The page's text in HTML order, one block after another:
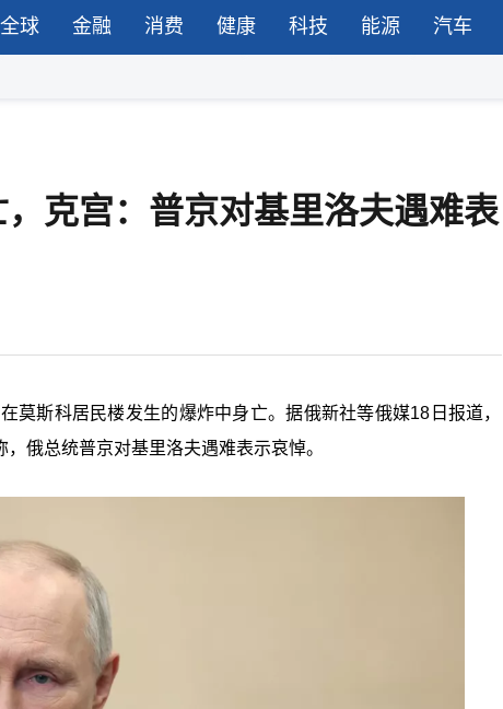
全球 金融 消费 健康 科技 能源 汽车
克宫：普京对基里洛夫遇难表
莫斯科居民楼发生的爆炸中身亡。据俄新社等俄媒18日报道，
俄总统普京对基里洛夫遇难表示哀悼。